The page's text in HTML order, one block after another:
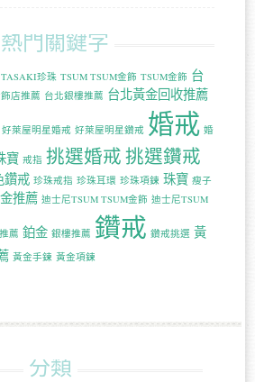
熱門關鍵字
TASAKI珍珠 TSUM TSUM金飾 TSUM金飾 台
店推薦 台北銀樓推薦 台北黃金回收推薦
好萊屋明星婚戒 好萊屋明星鑽戒 婚戒 婚
寶 戒指 挑選婚戒挑選鑽戒
鑽戒 珍珠戒指 珍珠耳環 珍珠項鍊 珠寶 瘦子
推薦 迪士尼TSUM TSUM金飾 迪士尼TSUM
薦 鉑金 銀樓推薦 鑽戒 鑽戒挑選 黃
黃金手鍊 黃金項鍊
分類